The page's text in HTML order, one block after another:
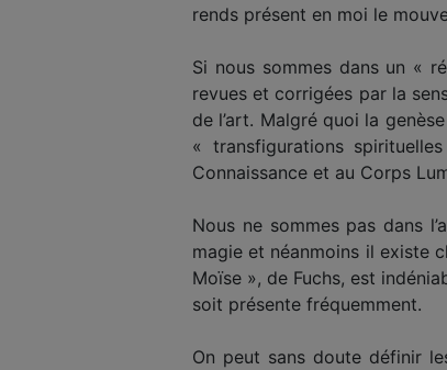
rends présent en moi le
Si nous sommes dans un «
revues et corrigées par la
de l’art. Malgré quoi la
« transfigurations
Connaissance et au Corps
Nous ne sommes pas dans
magie et néanmoins il existe
Moïse », de Fuchs, est
soit présente fréquemment.
On peut sans doute définir